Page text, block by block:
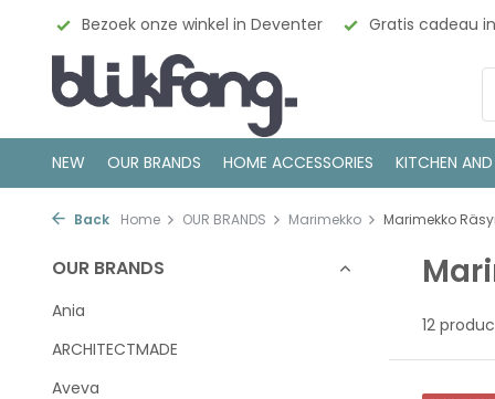
onze winkel in Deventer Gratis cadeau inpakservice
NEW OUR BRANDS HOME ACCESSORIES KITCHEN
Back Home OUR BRANDS Marimekko Marimekko
OUR BRANDS
Ania
ARCHITECTMADE
Aveva
12